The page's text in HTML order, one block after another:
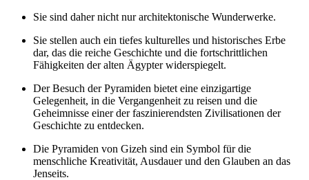
Sie sind daher nicht nur architektonische Wunderwerke.
Sie stellen auch ein tiefes kulturelles und historisches Erbe
dar, das die reiche Geschichte und die fortschrittlichen
Fähigkeiten der alten Ägypter widerspiegelt.
Der Besuch der Pyramiden bietet eine einzigartige
Gelegenheit, in die Vergangenheit zu reisen und die
Geheimnisse einer der faszinierendsten Zivilisationen der
Geschichte zu entdecken.
Die Pyramiden von Gizeh sind ein Symbol für die
menschliche Kreativität, Ausdauer und den Glauben an das
Jenseits.